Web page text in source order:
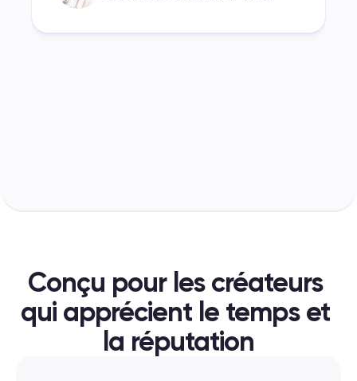
Conçu pour les créateurs
qui apprécient le temps et
la réputation